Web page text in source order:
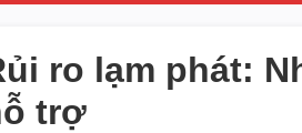
ro lạm phát:
trợ